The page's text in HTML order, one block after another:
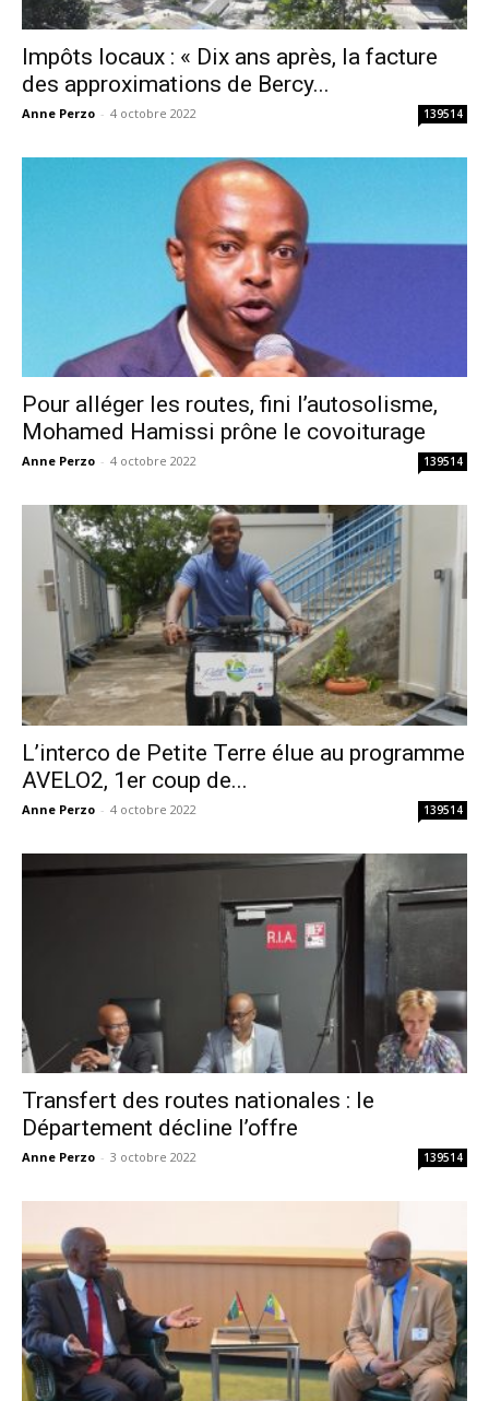
Impôts locaux : « Dix ans après, la facture
des approximations de Bercy...
Anne Perzo - 4 octobre 2022 139514
Pour alléger les routes, fini l’autosolisme,
Mohamed Hamissi prône le covoiturage
Anne Perzo - 4 octobre 2022 139514
L’interco de Petite Terre élue au programme
AVELO2, 1er coup de...
Anne Perzo - 4 octobre 2022 139514
Transfert des routes nationales : le
Département décline l’offre
Anne Perzo - 3 octobre 2022 139514